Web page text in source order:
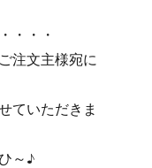
・・
主様宛に
ただきま
～♪